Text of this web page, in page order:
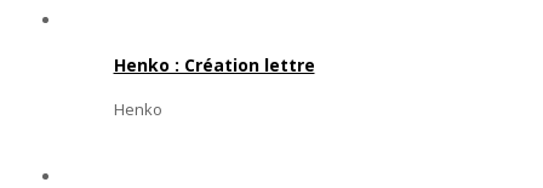
Henko : Création lettre
Henko